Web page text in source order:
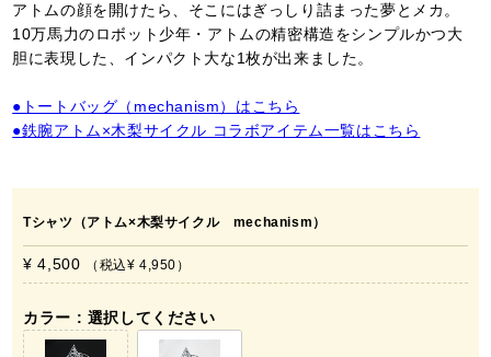
アトムの顔を開けたら、そこにはぎっしり詰まった夢とメカ。
10万馬力のロボット少年・アトムの精密構造をシンプルかつ大
胆に表現した、インパクト大な1枚が出来ました。
●トートバッグ（mechanism）はこちら
●鉄腕アトム×木梨サイクル コラボアイテム一覧はこちら
Tシャツ（アトム×木梨サイクル mechanism）
¥ 4,500 税込¥ 4,950
カラー 選択してください